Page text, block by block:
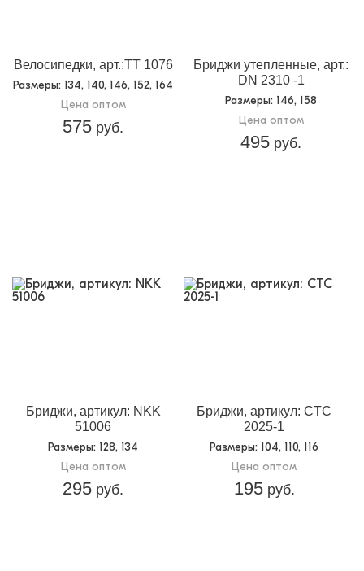
Велосипедки, арт.:TT 1076
Размеры: 134, 140, 146, 152, 164
Цена оптом
575 руб.
Бриджи утепленные, арт.:
DN 2310 -1
Размеры: 146, 158
Цена оптом
495 руб.
Бриджи, артикул: NKK
51006
Размеры: 128, 134
Цена оптом
295 руб.
Бриджи, артикул: CTC
2025-1
Размеры: 104, 110, 116
Цена оптом
195руб.